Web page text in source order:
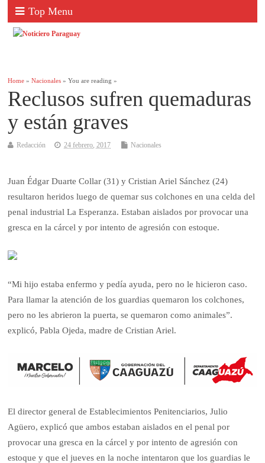
Top Menu
Home »Nacionales » You are reading »
Reclusos sufren quemaduras
y están graves
Redacción 24 febrero, 2017 Nacionales
Juan Édgar Duarte Collar (31) y Cristian Ariel Sánchez (24)
resultaron heridos luego de quemar sus colchones en una celda del
penal industrial La Esperanza. Estaban aislados por provocar una
gresca en la cárcel y por intento de agresión con estoque.
“Mi hijo estaba enfermo y pedía ayuda, pero no le hicieron caso.
Para llamar la atención de los guardias quemaron los colchones,
pero no les abrieron la puerta, se quemaron como animales”.
explicó, Pabla Ojeda, madre de Cristian Ariel.
El director general de Establecimientos Penitenciarios, Julio
Agüero, explicó que ambos estaban aislados en el penal por
provocar una gresca en la cárcel y por intento de agresión con
estoque y que el jueves en la noche intentaron que los guardias le